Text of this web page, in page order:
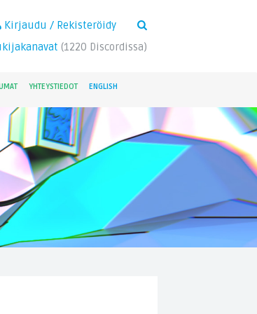
Kirjaudu / Rekisteröidy
(1220 Discordissa)
YHTEYSTIEDOT ENGLISH